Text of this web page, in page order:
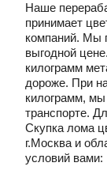
Наше
принимает
компаний. Мы
выгодной
килограмм
дороже. При
килограмм,
транспорте.
Скупка лома
г.Москва и
условий вами: